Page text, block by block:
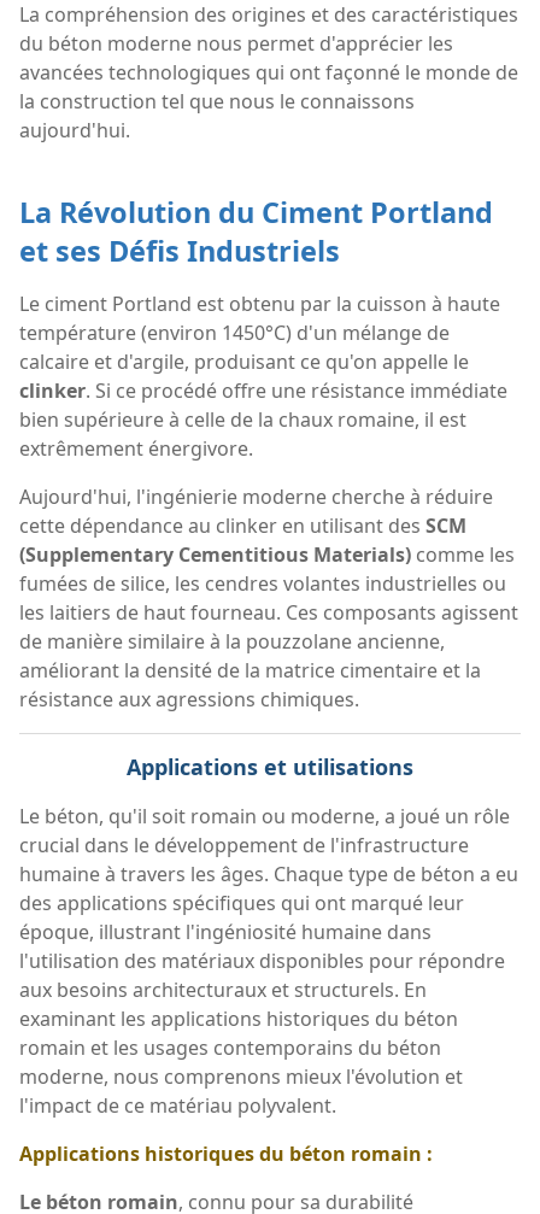
La compréhension des origines et des caractéristiques
du béton moderne nous permet d'apprécier les
avancées technologiques qui ont façonné le monde de
la construction tel que nous le connaissons
aujourd'hui.
La Révolution du Ciment Portland
et ses Défis Industriels
Le ciment Portland est obtenu par la cuisson à haute
température (environ 1450°C) d'un mélange de
calcaire et d'argile, produisant ce qu'on appelle le
clinker. Si ce procédé offre une résistance immédiate
bien supérieure à celle de la chaux romaine, il est
extrêmement énergivore.
Aujourd'hui, l'ingénierie moderne cherche à réduire
cette dépendance au clinker en utilisant des SCM
(Supplementary Cementitious Materials) comme les
fumées de silice, les cendres volantes industrielles ou
les laitiers de haut fourneau. Ces composants agissent
de manière similaire à la pouzzolane ancienne,
améliorant la densité de la matrice cimentaire et la
résistance aux agressions chimiques.
Applications et utilisations
Le béton, qu'il soit romain ou moderne, a joué un rôle
crucial dans le développement de l'infrastructure
humaine à travers les âges. Chaque type de béton a eu
des applications spécifiques qui ont marqué leur
époque, illustrant l'ingéniosité humaine dans
l'utilisation des matériaux disponibles pour répondre
aux besoins architecturaux et structurels. En
examinant les applications historiques du béton
romain et les usages contemporains du béton
moderne, nous comprenons mieux l'évolution et
l'impact de ce matériau polyvalent.
Applications historiques du béton romain :
Le béton romain, connu pour sa durabilité